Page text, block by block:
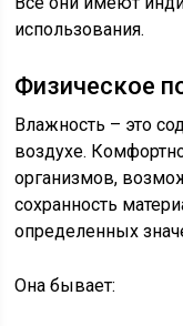
использования.
Физическое
Влажность – это
воздухе.
организмов,
сохранность
определенных
Она бывает: